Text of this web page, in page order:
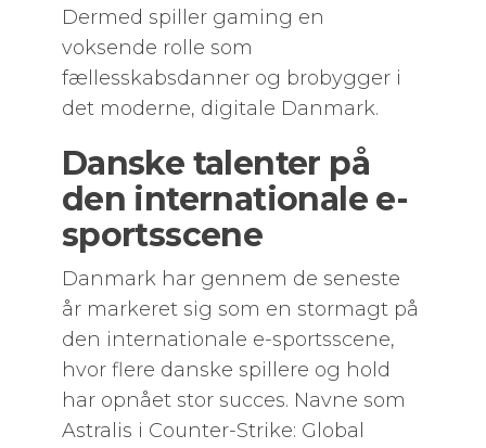
Dermed spiller gaming en
voksende rolle som
fællesskabsdanner og brobygger i
det moderne, digitale Danmark.
Danske talenter på
den internationale e-
sportsscene
Danmark har gennem de seneste
år markeret sig som en stormagt på
den internationale e-sportsscene,
hvor flere danske spillere og hold
har opnået stor succes. Navne som
Astralis i Counter-Strike: Global